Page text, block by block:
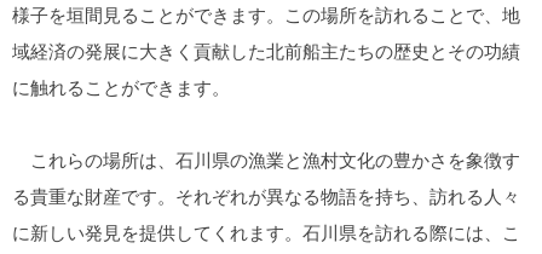
様子を垣間見ることができます。この場所を訪れることで、地
域経済の発展に大きく貢献した北前船主たちの歴史とその功績
に触れることができます。
これらの場所は、石川県の漁業と漁村文化の豊かさを象徴す
る貴重な財産です。それぞれが異なる物語を持ち、訪れる人々
に新しい発見を提供してくれます。石川県を訪れる際には、こ